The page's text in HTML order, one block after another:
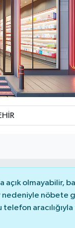
olmayabilir,
nöbete
telefon